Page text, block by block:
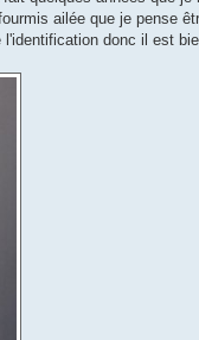
ailée que je pense
donc il est